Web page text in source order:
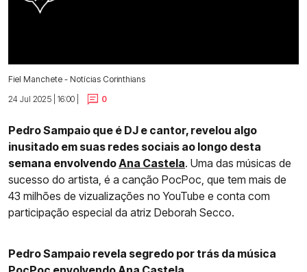
Fiel Manchete - Notícias Corinthians
24 Jul 2025 | 16:00 |
0
Pedro Sampaio que é DJ e cantor, revelou algo
inusitado em suas redes sociais ao longo desta
semana envolvendoAna Castela. Uma das músicas de
sucesso do artista, é a canção PocPoc, que tem mais de
43 milhões de vizualizações no YouTube e conta com
participação especial da atriz Deborah Secco.
Pedro Sampaio revela segredo por trás da música